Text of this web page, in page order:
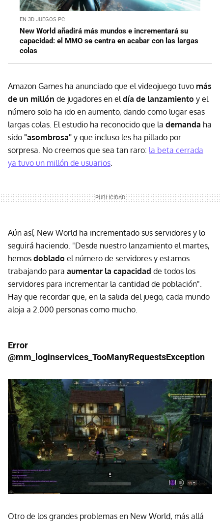
EN 3D JUEGOS PC
New World añadirá más mundos e incrementará su
capacidad: el MMO se centra en acabar con las largas
colas
Amazon Games ha anunciado que el videojuego tuvo más
de un millón de jugadores en el día de lanzamiento y el
número solo ha ido en aumento, dando como lugar esas
largas colas. El estudio ha reconocido que la demanda ha
sido "asombrosa" y que incluso les ha pillado por
sorpresa. No creemos que sea tan raro: la beta cerrada
ya tuvo un millón de usuarios
Aún así, New World ha incrementado sus servidores y lo
seguirá haciendo. "Desde nuestro lanzamiento el martes,
hemos doblado el número de servidores y estamos
trabajando para aumentar la capacidad de todos los
servidores para incrementar la cantidad de población".
Hay que recordar que, en la salida del juego, cada mundo
aloja a 2.000 personas como mucho.
Error
@mm_loginservices_TooManyRequestsException
Otro de los grandes problemas en New World, más allá